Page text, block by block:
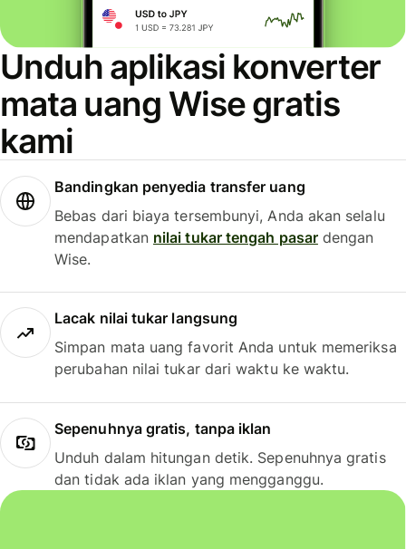
Unduh aplikasi konverter
mata uang Wise gratis
kami
Bandingkan penyedia transfer uang
Bebas dari biaya tersembunyi, Anda akan selalu
mendapatkan nilai tukar tengah pasardengan
Wise.
Lacak nilai tukar langsung
Simpan mata uang favorit Anda untuk memeriksa
perubahan nilai tukar dari waktu ke waktu.
Sepenuhnya gratis, tanpa iklan
Unduh dalam hitungan detik. Sepenuhnya gratis
dan tidak ada iklan yang mengganggu.